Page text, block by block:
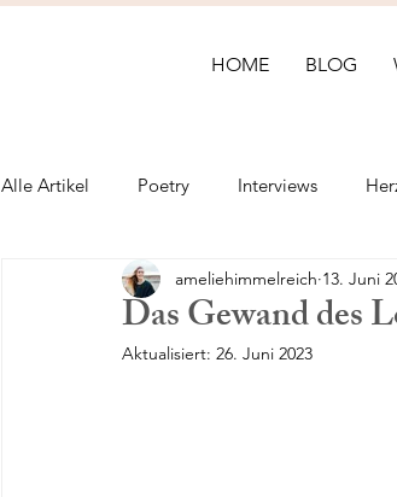
HOME BLOG
Alle Artikel Poetry Interviews
Buchtipps Videos
Das Gewand des
ameliehimmelreich 13. Juni
Aktualisiert: 26. Juni 2023